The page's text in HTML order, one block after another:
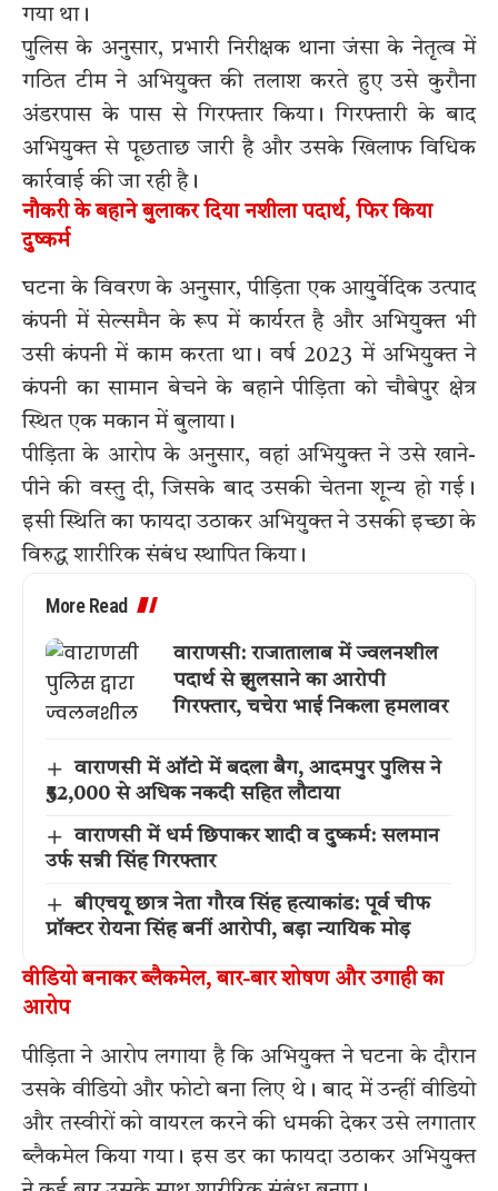
गया था।
पुलिस के अनुसार, प्रभारी निरीक्षक थाना जंसा के नेतृत्व में
गठित टीम ने अभियुक्त की तलाश करते हुए उसे कुरौना
अंडरपास के पास से गिरफ्तार किया। गिरफ्तारी के बाद
अभियुक्त से पूछताछ जारी है और उसके खिलाफ विधिक
कार्रवाई की जा रही है।
नौकरी के बहाने बुलाकर दिया नशीला पदार्थ, फिर किया
दुष्कर्म
घटना के विवरण के अनुसार, पीड़िता एक आयुर्वेदिक उत्पाद
कंपनी में सेल्समैन के रूप में कार्यरत है और अभियुक्त भी
उसी कंपनी में काम करता था। वर्ष 2023 में अभियुक्त ने
कंपनी का सामान बेचने के बहाने पीड़िता को चौबेपुर क्षेत्र
स्थित एक मकान में बुलाया।
पीड़िता के आरोप के अनुसार, वहां अभियुक्त ने उसे खाने-
पीने की वस्तु दी, जिसके बाद उसकी चेतना शून्य हो गई।
इसी स्थिति का फायदा उठाकर अभियुक्त ने उसकी इच्छा के
विरुद्ध शारीरिक संबंध स्थापित किया।
More Read
वाराणसी: राजातालाब में ज्वलनशील
पदार्थ से झुलसाने का आरोपी
गिरफ्तार, चचेरा भाई निकला हमलावर
वाराणसी में ऑटो में बदला बैग, आदमपुर पुलिस ने
₹52,000 से अधिक नकदी सहित लौटाया
वाराणसी में धर्म छिपाकर शादी व दुष्कर्म: सलमान
उर्फ सन्नी सिंह गिरफ्तार
बीएचयू छात्र नेता गौरव सिंह हत्याकांड: पूर्व चीफ
प्रॉक्टर रोयना सिंह बनीं आरोपी, बड़ा न्यायिक मोड़
वीडियो बनाकर ब्लैकमेल, बार-बार शोषण और उगाही का
आरोप
पीड़िता ने आरोप लगाया है कि अभियुक्त ने घटना के दौरान
उसके वीडियो और फोटो बना लिए थे। बाद में उन्हीं वीडियो
और तस्वीरों को वायरल करने की धमकी देकर उसे लगातार
ब्लैकमेल किया गया। इस डर का फायदा उठाकर अभियुक्त